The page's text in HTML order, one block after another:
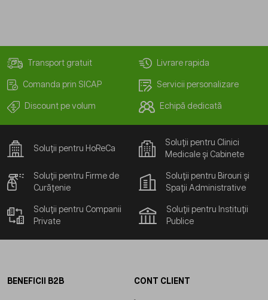
Transport gratuit Livrare rapida
Comanda prin SICAP Servicii personalizare
Discount pe volum Echipă dedicată
Soluții pentru HoReCa
Soluții pentru Clinici
Medicale și Cabinete
Soluții pentru Firme de
Curățenie
Soluții pentru Birouri și
Spații Administrative
Soluții pentru Companii
Private
Soluții pentru Instituții
Publice
BENEFICII B2B CONT CLIENT